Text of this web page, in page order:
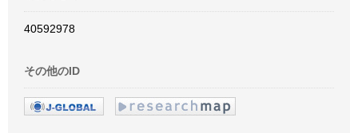
40592978
その他のID